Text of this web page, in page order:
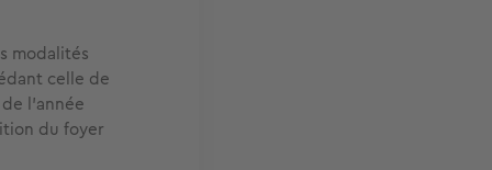
modalités
celle de
l’année
du foyer